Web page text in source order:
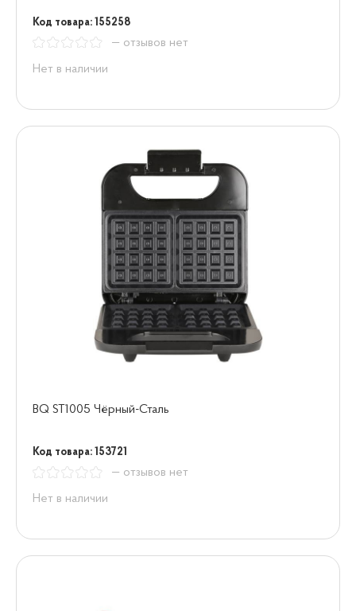
Код товара: 155258
— отзывов нет
Нет в наличии
BQ ST1005 Чёрный-Сталь
Код товара: 153721
— отзывов нет
Нет в наличии